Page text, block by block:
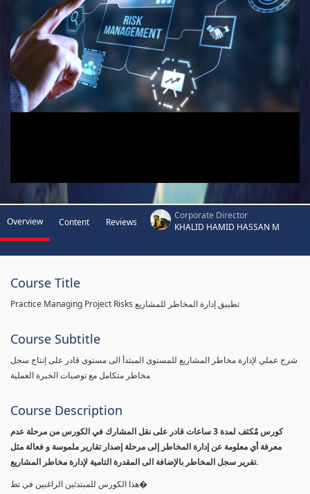
Overview Content Reviews
Corporate Director
KHALID HAMID HASSAN M
Course Title
Practice Managing Project Risks تطبيق إدارة المخاطر للمشاريع
Course Subtitle
شرح عملي لإدارة مخاطر المشاريع للمستوى المبتدأ الى مستوى قادر على إنتاج سجل
مخاطر متكامل مع توصيات الخبرة العملية
Course Description
كورس مٌكثف لمدة 3 ساعات قادر على نقل المشارك في الكورس من مرحلة عدم
معرفة أي معلومة عن إدارة المخاطر إلى مرحلة إصدار تقارير ملموسة و فعالة مثل
تقرير سجل المخاطر بالإضافة الى المقدرة التامية لإدارة مخاطر المشاريع.
هذا الكورس للمبتدئين الراغبين في تط�